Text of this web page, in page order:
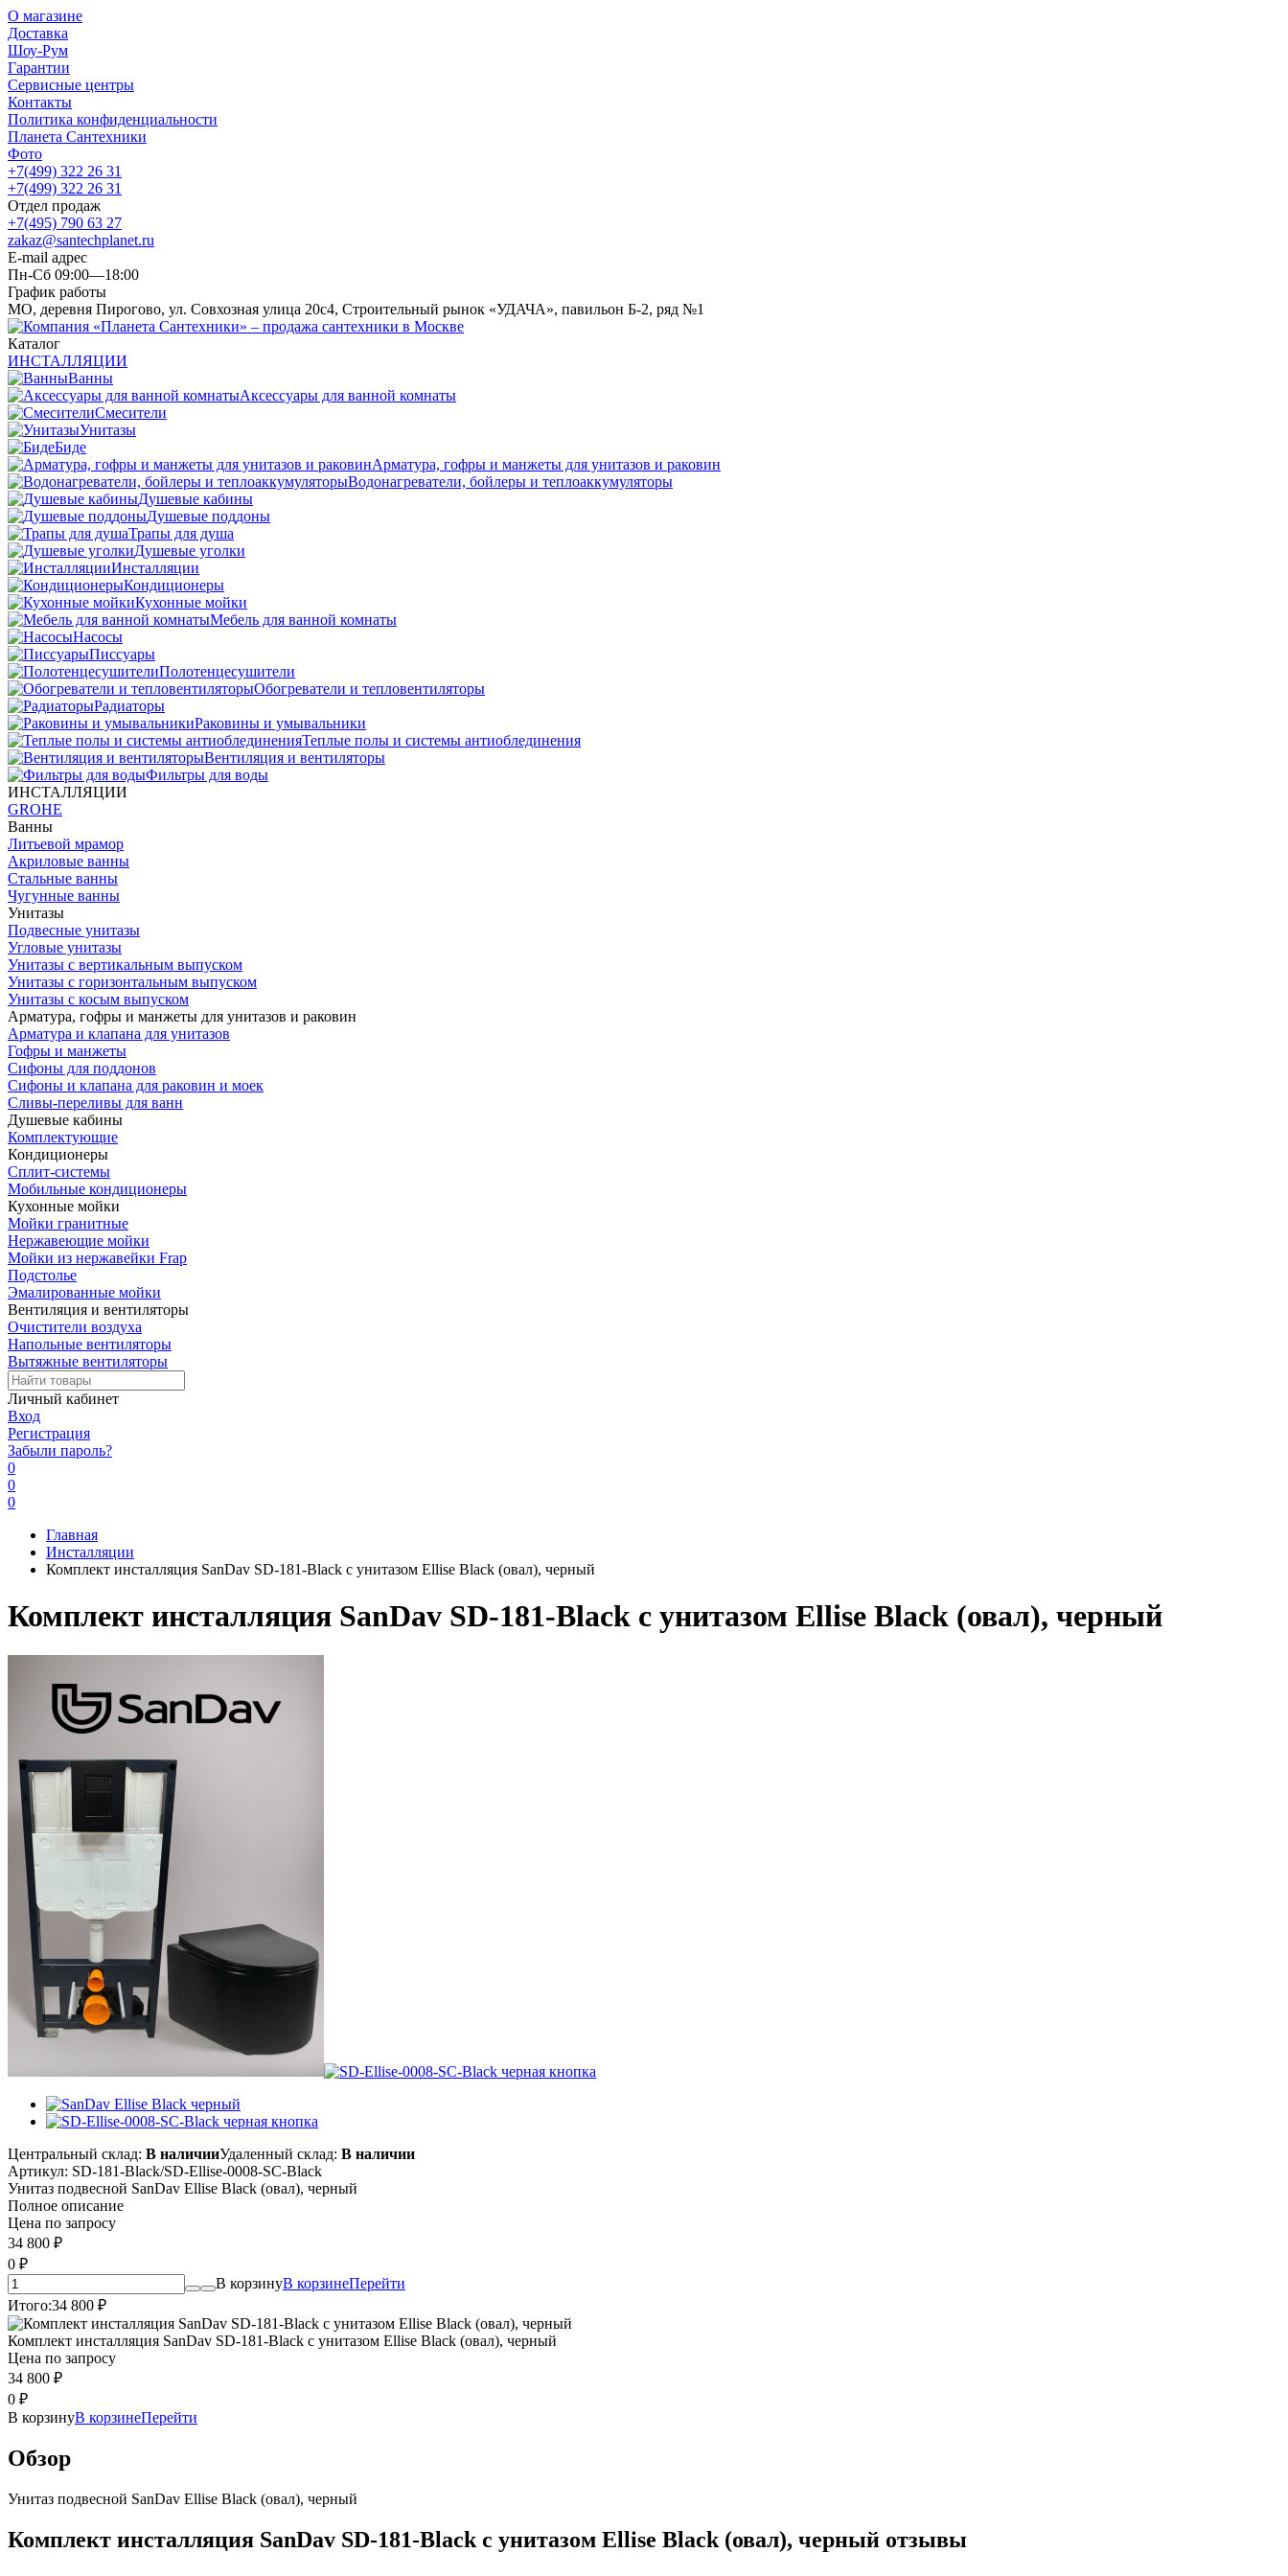
О магазине
Доставка
Шоу-Рум
Гарантии
Сервисные центры
Контакты
Политика конфиденциальности
Планета Сантехники
Фото
+7(499) 322 26 31
+7(499) 322 26 31
Отдел продаж
+7(495) 790 63 27
zakaz@santechplanet.ru
E-mail адрес
Пн-Сб 09:00—18:00
График работы
МО, деревня Пирогово, ул. Совхозная улица 20с4, Строительный рынок «УДАЧА», павильон Б-2, ряд №1
Каталог
ИНСТАЛЛЯЦИИ
Ванны
Аксессуары для ванной комнаты
Смесители
Унитазы
Биде
Арматура, гофры и манжеты для унитазов и раковин
Водонагреватели, бойлеры и теплоаккумуляторы
Душевые кабины
Душевые поддоны
Трапы для душа
Душевые уголки
Инсталляции
Кондиционеры
Кухонные мойки
Мебель для ванной комнаты
Насосы
Писсуары
Полотенцесушители
Обогреватели и тепловентиляторы
Радиаторы
Раковины и умывальники
Теплые полы и системы антиоблединения
Вентиляция и вентиляторы
Фильтры для воды
ИНСТАЛЛЯЦИИ
GROHE
Ванны
Литьевой мрамор
Акриловые ванны
Стальные ванны
Чугунные ванны
Унитазы
Подвесные унитазы
Угловые унитазы
Унитазы с вертикальным выпуском
Унитазы с горизонтальным выпуском
Унитазы с косым выпуском
Арматура, гофры и манжеты для унитазов и раковин
Арматура и клапана для унитазов
Гофры и манжеты
Сифоны для поддонов
Сифоны и клапана для раковин и моек
Сливы-переливы для ванн
Душевые кабины
Комплектующие
Кондиционеры
Сплит-системы
Мобильные кондиционеры
Кухонные мойки
Мойки гранитные
Нержавеющие мойки
Мойки из нержавейки Frap
Подстолье
Эмалированные мойки
Вентиляция и вентиляторы
Очистители воздуха
Напольные вентиляторы
Вытяжные вентиляторы
Личный кабинет
Вход
Регистрация
Забыли пароль?
0
0
0
Главная
Инсталляции
Комплект инсталляция SanDav SD-181-Black с унитазом Ellise Black (овал), черный
Комплект инсталляция SanDav SD-181-Black с унитазом Ellise Black (овал), черный
Центральный склад: В наличииУдаленный склад: В наличии
Артикул: SD-181-Black/SD-Ellise-0008-SC-Black
Унитаз подвесной SanDav Ellise Black (овал), черный
Полное описание
Цена по запросу
34 800 ₽
0 ₽
В корзинуВ корзинеПерейти
Итого:34 800 ₽
Комплект инсталляция SanDav SD-181-Black с унитазом Ellise Black (овал), черный
Цена по запросу
34 800 ₽
0 ₽
В корзинуВ корзинеПерейти
Обзор
Унитаз подвесной SanDav Ellise Black (овал), черный
Комплект инсталляция SanDav SD-181-Black с унитазом Ellise Black (овал), черный отзывы